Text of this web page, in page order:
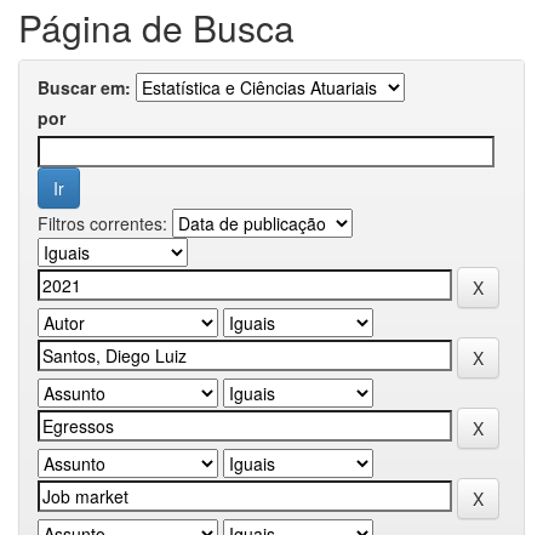
Página de Busca
Buscar em:
por
Filtros correntes: